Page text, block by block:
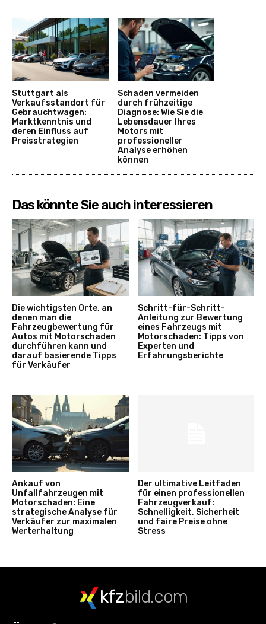
Stuttgart als
Verkaufsstandort für
Gebrauchtwagen:
Marktkenntnis und
deren Einfluss auf
Preisstrategien
Schaden vermeiden
durch frühzeitige
Diagnose: Wie Sie die
Lebensdauer Ihres
Motors mit
professioneller
Analyse erhöhen
können
Das könnte Sie auch interessieren
Die wichtigsten Orte, an
denen man die
Fahrzeugbewertung für
Autos mit Motorschaden
durchführen kann und
darauf basierende Tipps
für Verkäufer
Schritt-für-Schritt-
Anleitung zur Bewertung
eines Fahrzeugs mit
Motorschaden: Tipps von
Experten und
Erfahrungsberichte
Ankauf von
Unfallfahrzeugen mit
Motorschaden: Eine
strategische Analyse für
Verkäufer zur maximalen
Werterhaltung
Der ultimative Leitfaden
für einen professionellen
Fahrzeugverkauf:
Schnelligkeit, Sicherheit
und faire Preise ohne
Stress
kfzbild.com